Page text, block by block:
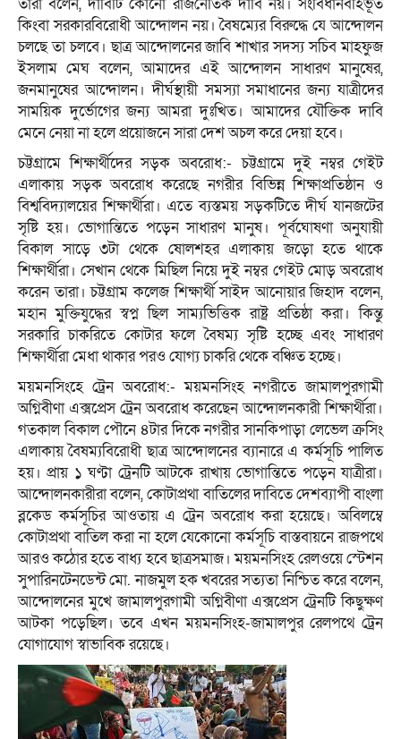
কিংবা সরকারবিরোধী আন্দোলন নয়। বৈষম্যের বিরুদ্ধে যে আন্দোলন
চলছে তা চলবে। ছাত্র আন্দোলনের জাবি শাখার সদস্য সচিব মাহফুজ
ইসলাম মেঘ বলেন, আমাদের এই আন্দোলন সাধারণ মানুষের,
জনমানুষের আন্দোলন। দীর্ঘস্থায়ী সমস্যা সমাধানের জন্য যাত্রীদের
সাময়িক দুর্ভোগের জন্য আমরা দুঃখিত। আমাদের যৌক্তিক দাবি
মেনে নেয়া না হলে প্রয়োজনে সারা দেশ অচল করে দেয়া হবে।
চট্টগ্রামে শিক্ষার্থীদের সড়ক অবরোধ:- চট্টগ্রামে দুই নম্বর গেইট
এলাকায় সড়ক অবরোধ করেছে নগরীর বিভিন্ন শিক্ষাপ্রতিষ্ঠান ও
বিশ্ববিদ্যালয়ের শিক্ষার্থীরা। এতে ব্যস্তময় সড়কটিতে দীর্ঘ যানজটের
সৃষ্টি হয়। ভোগান্তিতে পড়েন সাধারণ মানুষ। পূর্বঘোষণা অনুযায়ী
বিকাল সাড়ে ৩টা থেকে ষোলশহর এলাকায় জড়ো হতে থাকে
শিক্ষার্থীরা। সেখান থেকে মিছিল নিয়ে দুই নম্বর গেইট মোড় অবরোধ
করেন তারা। চট্টগ্রাম কলেজ শিক্ষার্থী সাইদ আনোয়ার জিহাদ বলেন,
মহান মুক্তিযুদ্ধের স্বপ্ন ছিল সাম্যভিত্তিক রাষ্ট্র প্রতিষ্ঠা করা। কিন্তু
সরকারি চাকরিতে কোটার ফলে বৈষম্য সৃষ্টি হচ্ছে এবং সাধারণ
শিক্ষার্থীরা মেধা থাকার পরও যোগ্য চাকরি থেকে বঞ্চিত হচ্ছে।
ময়মনসিংহে ট্রেন অবরোধ:- ময়মনসিংহ নগরীতে জামালপুরগামী
অগ্নিবীণা এক্সপ্রেস ট্রেন অবরোধ করেছেন আন্দোলনকারী শিক্ষার্থীরা।
গতকাল বিকাল পৌনে ৪টার দিকে নগরীর সানকিপাড়া লেভেল ক্রসিং
এলাকায় বৈষম্যবিরোধী ছাত্র আন্দোলনের ব্যানারে এ কর্মসূচি পালিত
হয়। প্রায় ১ ঘণ্টা ট্রেনটি আটকে রাখায় ভোগান্তিতে পড়েন যাত্রীরা।
আন্দোলনকারীরা বলেন, কোটাপ্রথা বাতিলের দাবিতে দেশব্যাপী বাংলা
ব্লকেড কর্মসূচির আওতায় এ ট্রেন অবরোধ করা হয়েছে। অবিলম্বে
কোটাপ্রথা বাতিল করা না হলে যেকোনো কর্মসূচি বাস্তবায়নে রাজপথে
আরও কঠোর হতে বাধ্য হবে ছাত্রসমাজ। ময়মনসিংহ রেলওয়ে স্টেশন
সুপারিনটেনডেন্ট মো. নাজমুল হক খবরের সত্যতা নিশ্চিত করে বলেন,
আন্দোলনের মুখে জামালপুরগামী অগ্নিবীণা এক্সপ্রেস ট্রেনটি কিছুক্ষণ
আটকা পড়েছিল। তবে এখন ময়মনসিংহ-জামালপুর রেলপথে ট্রেন
যোগাযোগ স্বাভাবিক রয়েছে।